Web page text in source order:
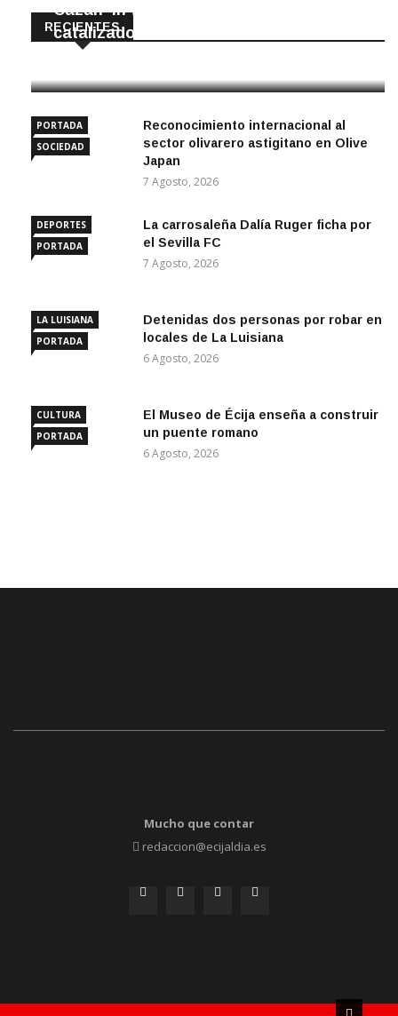
RECIENTES
Cazan ‘in fraganti’ a ladrones de
catalizadores
PORTADA
SOCIEDAD
Reconocimiento internacional al
sector olivarero astigitano en Olive
Japan
7 Agosto, 2026
DEPORTES
PORTADA
La carrosaleña Dalía Ruger ficha por
el Sevilla FC
7 Agosto, 2026
LA LUISIANA
PORTADA
Detenidas dos personas por robar en
locales de La Luisiana
6 Agosto, 2026
CULTURA
PORTADA
El Museo de Écija enseña a construir
un puente romano
6 Agosto, 2026
Mucho que contar
redaccion@ecijaldia.es